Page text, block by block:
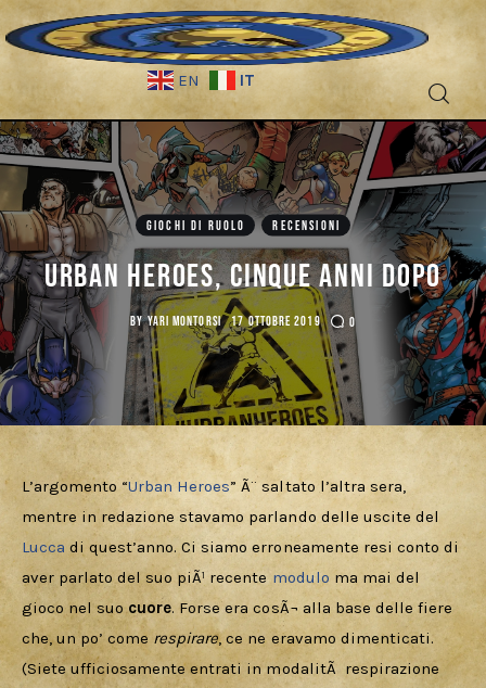
EN IT
Fantascienza
Fantasy
Games
Recensioni
Libri e fumetti
Cercatori
Download
GIOCHI DI RUOLO RECENSIONI
Urban Heroes, cinque anni dopo
BY YARI MONTORSI 17 OTTOBRE 2019 0
L’argomento “Urban Heroes” Ã¨ saltato l’altra sera,
mentre in redazione stavamo parlando delle uscite del
Lucca di quest’anno. Ci siamo erroneamente resi conto di
aver parlato del suo piÃ¹ recente modulo ma mai del
gioco nel suo cuore. Forse era cosÃ¬ alla base delle fiere
che, un po’ come respirare, ce ne eravamo dimenticati.
(Siete ufficiosamente entrati in modalitÃ  respirazione